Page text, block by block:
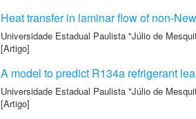
Heat transfer in laminar flow of non-
Universidade Estadual Paulista "Júlio de
[Artigo]
A model to predict R134a refrigerant
Universidade Estadual Paulista "Júlio de
[Artigo]